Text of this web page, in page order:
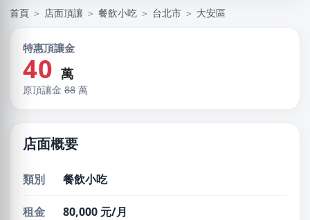
首頁 ＞ 店面頂讓 ＞ 餐飲小吃 ＞ 台北市 ＞ 大安區
特惠頂讓金
40 萬
原頂讓金 88 萬
店面概要
類別 餐飲小吃
租金 80,000 元/月